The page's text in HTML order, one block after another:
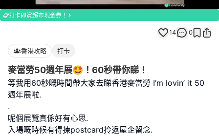
Loaded:
100.00%
打卡即賞超市現金券！
14 0
香港攻略 打卡
麥當勞50週年展🤩！60秒帶你睇！
等我用60秒嘅時間帶大家去睇香港麥當勞 I’m lovin’ it 50
週年展啦.
.
呢個展覽真係好有心思.